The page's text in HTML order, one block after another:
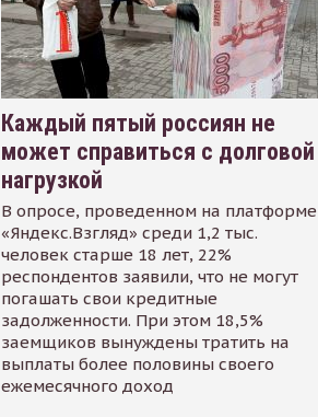
Каждый пятый россиян не
может справиться с долговой
нагрузкой
В опросе, проведенном на платформе
«Яндекс.Взгляд» среди 1,2 тыс.
человек старше 18 лет, 22%
респондентов заявили, что не могут
погашать свои кредитные
задолженности. При этом 18,5%
заемщиков вынуждены тратить на
выплаты более половины своего
ежемесячного доход